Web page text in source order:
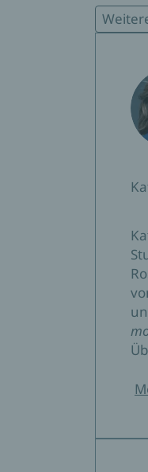
»"Die
ebenso
Leipziger
Janina
zurück.
Anne
»Das
Hilmar
"Ein
Knud
»Die